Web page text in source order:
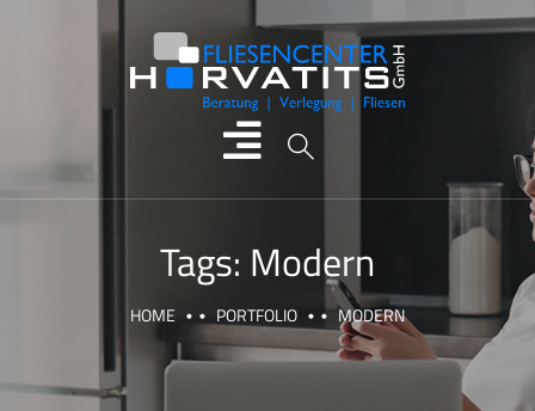
Tags: Modern
HOME PORTFOLIO MODERN